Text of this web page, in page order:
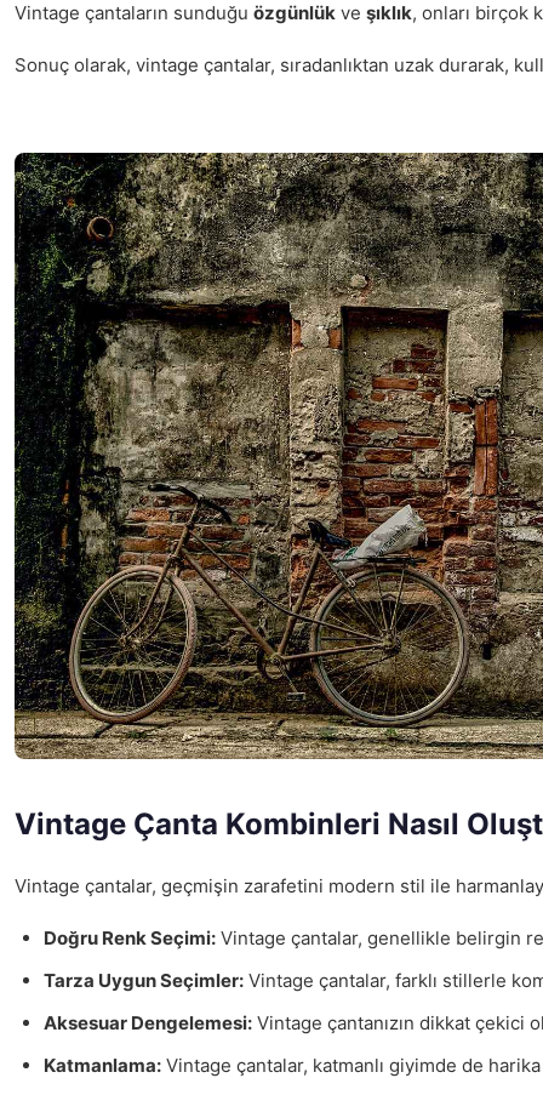
Vintage çantaların sunduğu özgünlük ve şıklık, onları birçok
Sonuç olarak, vintage çantalar, sıradanlıktan uzak durarak,
Vintage Çanta Kombinleri Nasıl
Vintage çantalar, geçmişin zarafetini modern stil ile
Doğru Renk Seçimi: Vintage çantalar, genellikle belirgin
Tarza Uygun Seçimler: Vintage çantalar, farklı stillerle
Aksesuar Dengelemesi: Vintage çantanızın dikkat çekici
Katmanlama: Vintage çantalar, katmanlı giyimde de